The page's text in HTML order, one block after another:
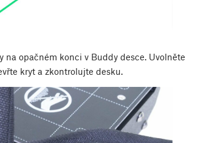
na opačném konci v Buddy desce. Uvolněte
kryt a zkontrolujte desku.